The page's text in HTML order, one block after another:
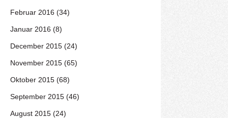
Februar 2016 (34)
Januar 2016 (8)
December 2015 (24)
November 2015 (65)
Oktober 2015 (68)
September 2015 (46)
August 2015 (24)